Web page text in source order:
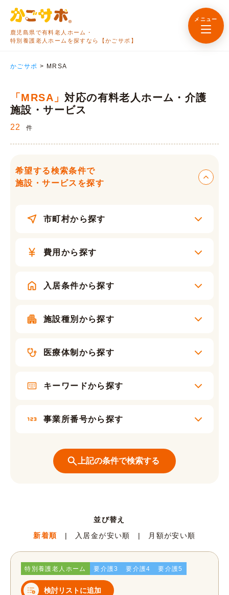
鹿児島県で有料老人ホーム・
特別養護老人ホームを探すなら【かごサポ】
メニュー
かごサポ > MRSA
「MRSA」 対応の有料老人ホーム・介護
施設・サービス
22 件
希望する検索条件で
施設・サービスを探す
市町村から探す
費用から探す
入居条件から探す
施設種別から探す
医療体制から探す
キーワードから探す
事業所番号から探す
並び替え
新着順
入居金が安い順 月額が安い順
特別養護老人ホーム 要介護3 要介護4 要介護5
検討リストに追加